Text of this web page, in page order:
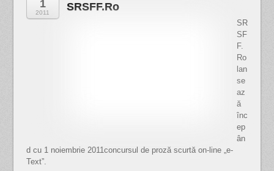
1
2011
SRSFF.Ro
SR
SF
F.
Ro
lan
se
az
ă
înc
ep
ân
d cu 1 noiembrie 2011concursul de proză scurtă on-line „e-
Text”.